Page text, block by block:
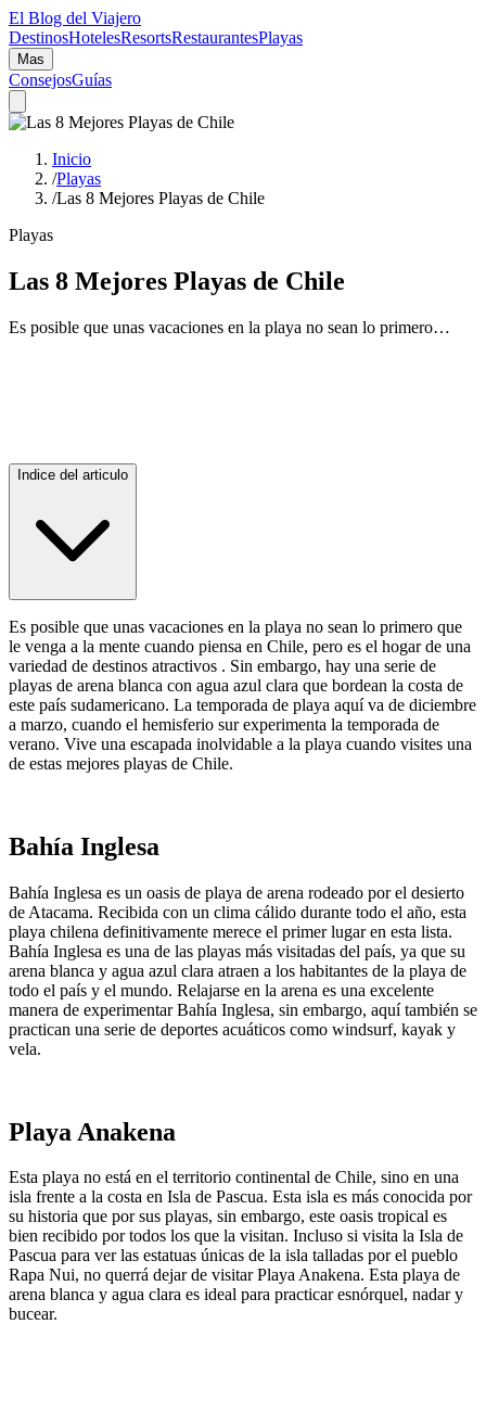
El Blog del Viajero
DestinosHotelesResortsRestaurantesPlayas
Mas
ConsejosGuías
Inicio
/Playas
/Las 8 Mejores Playas de Chile
Playas
Las 8 Mejores Playas de Chile
Es posible que unas vacaciones en la playa no sean lo primero…
Indice del articulo
Es posible que unas vacaciones en la playa no sean lo primero que
le venga a la mente cuando piensa en Chile, pero es el hogar de una
variedad de destinos atractivos . Sin embargo, hay una serie de
playas de arena blanca con agua azul clara que bordean la costa de
este país sudamericano. La temporada de playa aquí va de diciembre
a marzo, cuando el hemisferio sur experimenta la temporada de
verano. Vive una escapada inolvidable a la playa cuando visites una
de estas mejores playas de Chile.
Bahía Inglesa
Bahía Inglesa es un oasis de playa de arena rodeado por el desierto
de Atacama. Recibida con un clima cálido durante todo el año, esta
playa chilena definitivamente merece el primer lugar en esta lista.
Bahía Inglesa es una de las playas más visitadas del país, ya que su
arena blanca y agua azul clara atraen a los habitantes de la playa de
todo el país y el mundo. Relajarse en la arena es una excelente
manera de experimentar Bahía Inglesa, sin embargo, aquí también se
practican una serie de deportes acuáticos como windsurf, kayak y
vela.
Playa Anakena
Esta playa no está en el territorio continental de Chile, sino en una
isla frente a la costa en Isla de Pascua. Esta isla es más conocida por
su historia que por sus playas, sin embargo, este oasis tropical es
bien recibido por todos los que la visitan. Incluso si visita la Isla de
Pascua para ver las estatuas únicas de la isla talladas por el pueblo
Rapa Nui, no querrá dejar de visitar Playa Anakena. Esta playa de
arena blanca y agua clara es ideal para practicar esnórquel, nadar y
bucear.